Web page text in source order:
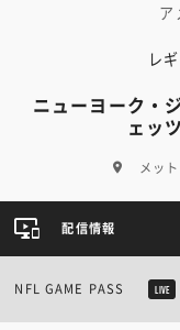
ア
レ
ニューヨーク・ジ
ェッツ
メッ
配信情報
NFL GAME PASS LIVE